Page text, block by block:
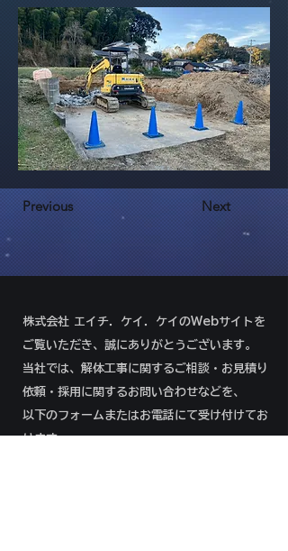
Previous Next
株式会社 エイチ．ケイ．ケイのWebサイトを
ご覧いただき、誠にありがとうございます。
当社では、解体工事に関するご相談・お見積り
依頼・採用に関するお問い合わせなどを、
以下のフォームまたはお電話にて受け付けてお
ります。